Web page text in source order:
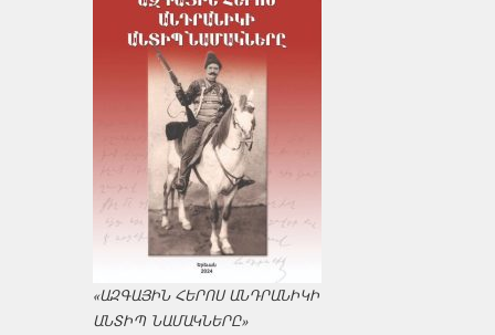
«ԱԶԳԱՅԻՆ ՀԵՐՈՍ ԱՆԴՐԱՆԻԿԻ
ԱՆՏԻՊ ՆԱՄԱԿՆԵՐԸ»